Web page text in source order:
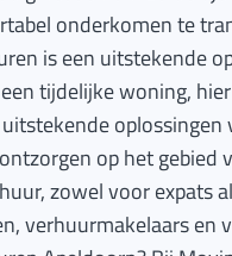
onderkomen te
is een uitstekende
tijdelijke woning,
oplossingen
op het gebied
zowel voor expats
verhuurmakelaars en